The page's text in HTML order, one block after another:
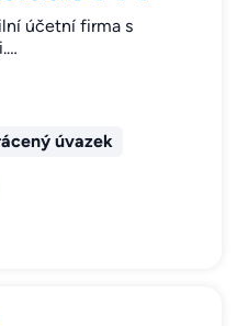
účetní firma s
úvazek